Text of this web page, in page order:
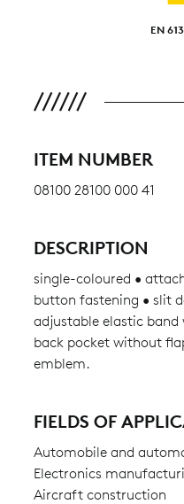
EN
ITEM NUMBER
08100 28100 000 41
DESCRIPTION
single-coloured •
button fastening • slit
adjustable elastic band
back pocket without
emblem.
FIELDS OF
Automobile and
Electronics
Aircraft construction